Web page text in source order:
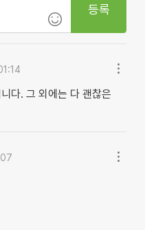
등록
다. 그 외에는 다 괜찮은